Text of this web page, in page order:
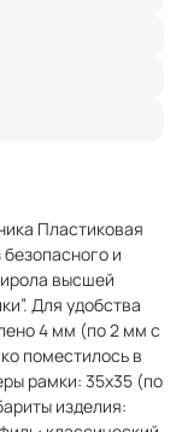
Пластиковая
и
высшей
Для удобства
4 мм (по 2 мм с
поместилось в
рамки: 35x35 (по
изделия: